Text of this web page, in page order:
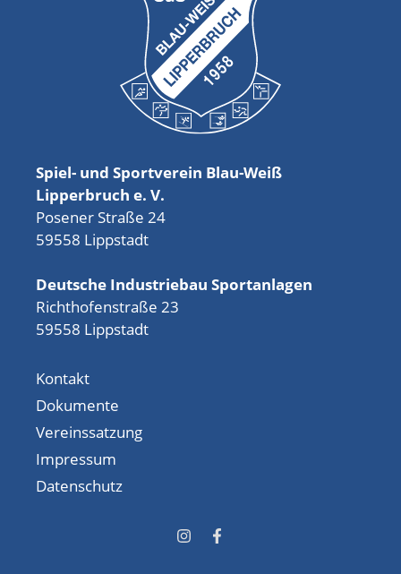
Spiel- und Sportverein Blau-Weiß
Lipperbruch e. V.
Posener Straße 24
59558 Lippstadt
Deutsche Industriebau Sportanlagen
Richthofenstraße 23
59558 Lippstadt
Kontakt
Dokumente
Vereinssatzung
Impressum
Datenschutz